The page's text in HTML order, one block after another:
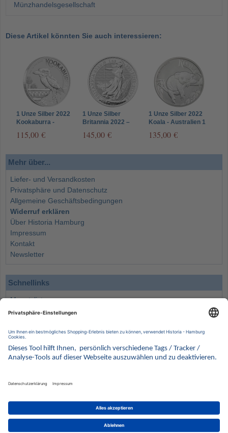
Münzhandelsgesellschaft
Diese Artikel könnten Sie auch interessieren:
1 Unze Silber 2022
Kookaburra -
(Perth Mint)
115,00 €
1 Unze Silber
Britannia 2022 –
Pounds – Queen
145,00 €
1 Unze Silber 2022
Koala - Australien 1
Koalabär
135,00 €
Mehr über...
Liefer- und Versandkosten
Privatsphäre und Datenschutz
Allgemeine Geschäftsbedingungen
Widerruf erklären
Über Historia Hamburg
Impressum
Kontakt
Newsletter
Schnellinks
Monatsliste
Angebote
Wissenswertes
Kontakt
Wir behalten uns vor, für ausgewählte Münzen die Differenzbesteuerung gemäß § 25a UStG
anzuwenden.
Alle Angebote freibleibend solange der Vorrat reicht. Irrtum vorbehalten. Bilder sind